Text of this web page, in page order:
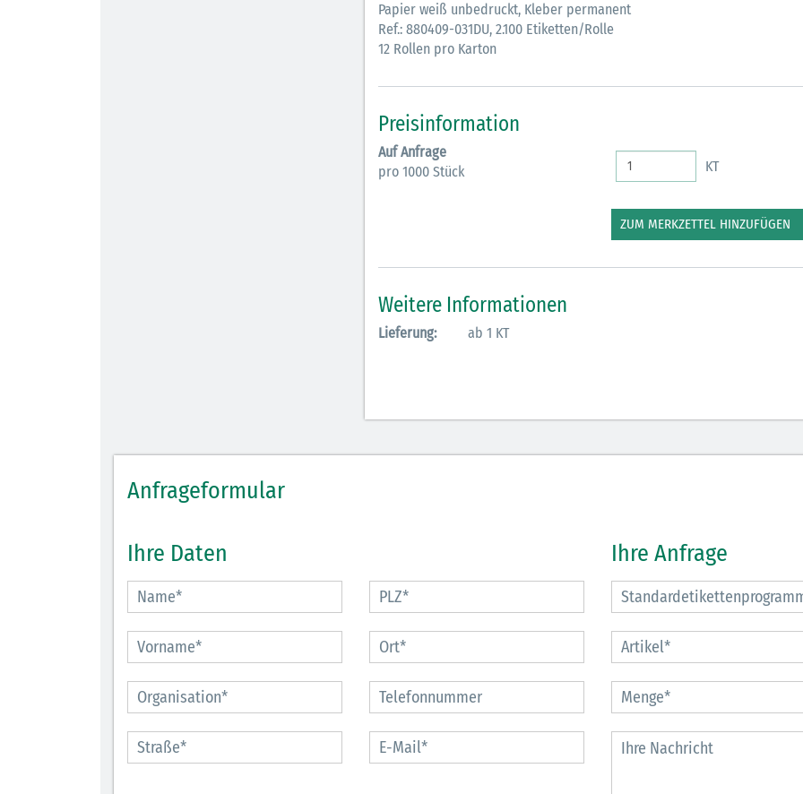
Papier weiß unbedruckt, Kleber permanent
Ref.: 880409-031DU, 2.100 Etiketten/Rolle
12 Rollen pro Karton
Preisinformation
Auf Anfrage
pro 1000 Stück
KT
ZUM MERKZETTEL HINZUFÜGEN
Weitere Informationen
Lieferung: ab 1 KT
Anfrageformular
Ihre Daten Ihre Anfrage
Diagramm